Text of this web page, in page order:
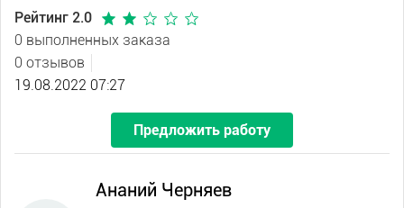
Рейтинг 2.0
0 выполненных заказа
0 отзывов
19.08.2022 07:27
Предложить работу
Ананий Черняев